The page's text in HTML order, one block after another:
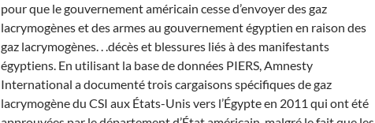
pour que le gouvernement américain cesse d’envoyer des gaz
lacrymogènes et des armes au gouvernement égyptien en raison des
gaz lacrymogènes. . .décès et blessures liés à des manifestants
égyptiens. En utilisant la base de données PIERS, Amnesty
International a documenté trois cargaisons spécifiques de gaz
lacrymogène du CSI aux États-Unis vers l’Égypte en 2011 qui ont été